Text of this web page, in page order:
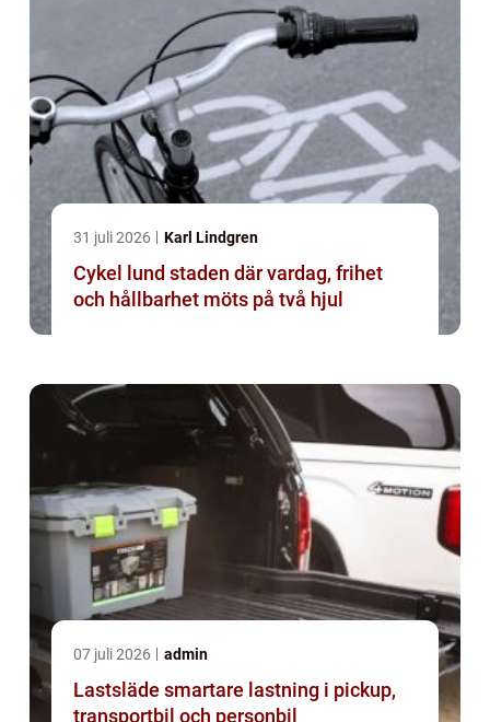
31 juli 2026 Karl Lindgren
Cykel lund staden där vardag, frihet
och hållbarhet möts på två hjul
07 juli 2026 admin
Lastsläde smartare lastning i pickup,
transportbil och personbil